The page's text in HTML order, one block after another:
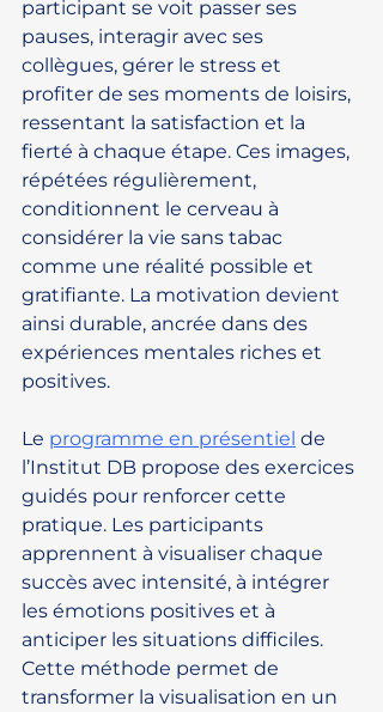
participant se voit passer ses
pauses, interagir avec ses
collègues, gérer le stress et
profiter de ses moments de loisirs,
ressentant la satisfaction et la
fierté à chaque étape. Ces images,
répétées régulièrement,
conditionnent le cerveau à
considérer la vie sans tabac
comme une réalité possible et
gratifiante. La motivation devient
ainsi durable, ancrée dans des
expériences mentales riches et
positives.
Le programme en présentiel de
l’Institut DB propose des exercices
guidés pour renforcer cette
pratique. Les participants
apprennent à visualiser chaque
succès avec intensité, à intégrer
les émotions positives et à
anticiper les situations difficiles.
Cette méthode permet de
transformer la visualisation en un